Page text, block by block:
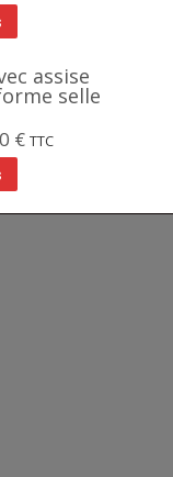
assise
selle
€ TTC